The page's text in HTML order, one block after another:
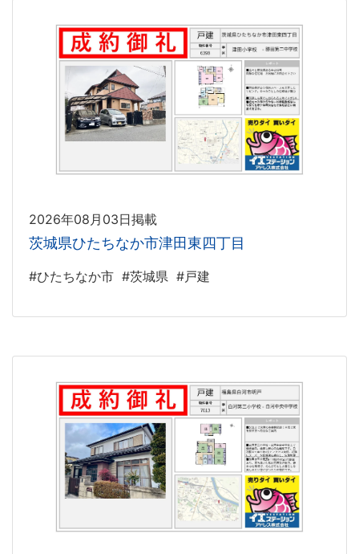
2026年08月03日掲載
茨城県ひたちなか市津田東四丁目
#ひたちなか市 #茨城県 #戸建